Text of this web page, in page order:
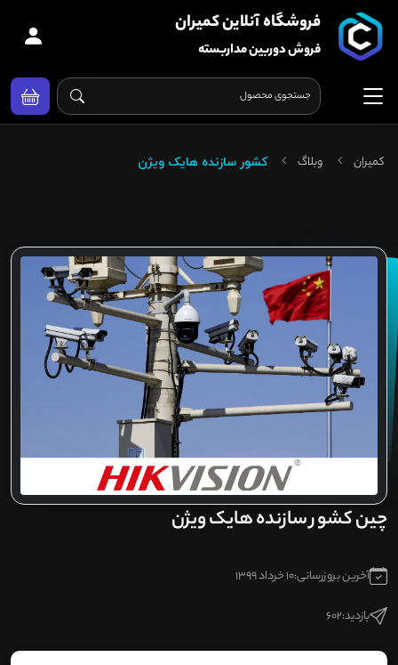
فروشگاه آنلاین کمیران
فروش دوربین مداربسته
کمیران وبلاگ کشور سازنده هایک ویژن
چین کشور سازنده هایک ویژن
آخرین بروزرسانی:10 خرداد 1399
بازدید:602